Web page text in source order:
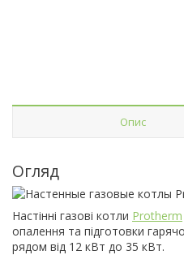
Опис
Огляд
Настінні газові котли Protherm
опалення та підготовки
рядом від 12 кВт до 35 кВт.